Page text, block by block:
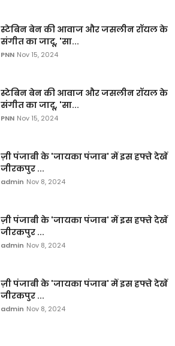
स्टेबिन बेन की आवाज और जसलीन रॉयल के
संगीत का जादू, 'सा...
PNN Nov 15, 2024
स्टेबिन बेन की आवाज और जसलीन रॉयल के
संगीत का जादू, 'सा...
PNN Nov 15, 2024
ज़ी पंजाबी के 'जायका पंजाब' में इस हफ्ते देखें
जीरकपुर ...
admin Nov 8, 2024
ज़ी पंजाबी के 'जायका पंजाब' में इस हफ्ते देखें
जीरकपुर ...
admin Nov 8, 2024
ज़ी पंजाबी के 'जायका पंजाब' में इस हफ्ते देखें
जीरकपुर ...
admin Nov 8, 2024